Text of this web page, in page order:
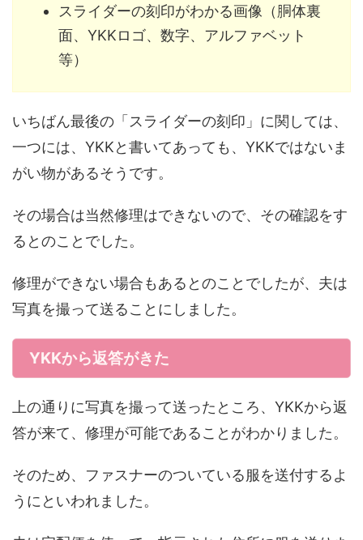
スライダーの刻印がわかる画像（胴体裏
面、YKKロゴ、数字、アルファベット
等）
いちばん最後の「スライダーの刻印」に関しては、
一つには、YKKと書いてあっても、YKKではないま
がい物があるそうです。
その場合は当然修理はできないので、その確認をす
るとのことでした。
修理ができない場合もあるとのことでしたが、夫は
写真を撮って送ることにしました。
YKKから返答がきた
上の通りに写真を撮って送ったところ、YKKから返
答が来て、修理が可能であることがわかりました。
そのため、ファスナーのついている服を送付するよ
うにといわれました。